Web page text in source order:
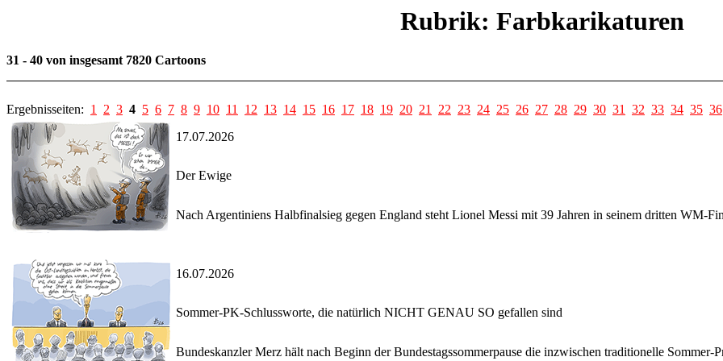
Rubrik: Farbkarikaturen
31 - 40 von insgesamt 7820 Cartoons
Ergebnisseiten: 1 2 3 4 5 6 7 8 9 10 11 12 13 14 15 16 17 18 19 20 21 22 23 24 25 26 27 28 29 30 31 32 33 34 35 36
17.07.2026
Der Ewige
Nach Argentiniens Halbfinalsieg gegen England steht Lionel Messi mit 39 Jahren in seinem dritten WM-
16.07.2026
Sommer-PK-Schlussworte, die natürlich NICHT GENAU SO gefallen sind
Bundeskanzler Merz hält nach Beginn der Bundestagssommerpause die inzwischen traditionelle Sommer-